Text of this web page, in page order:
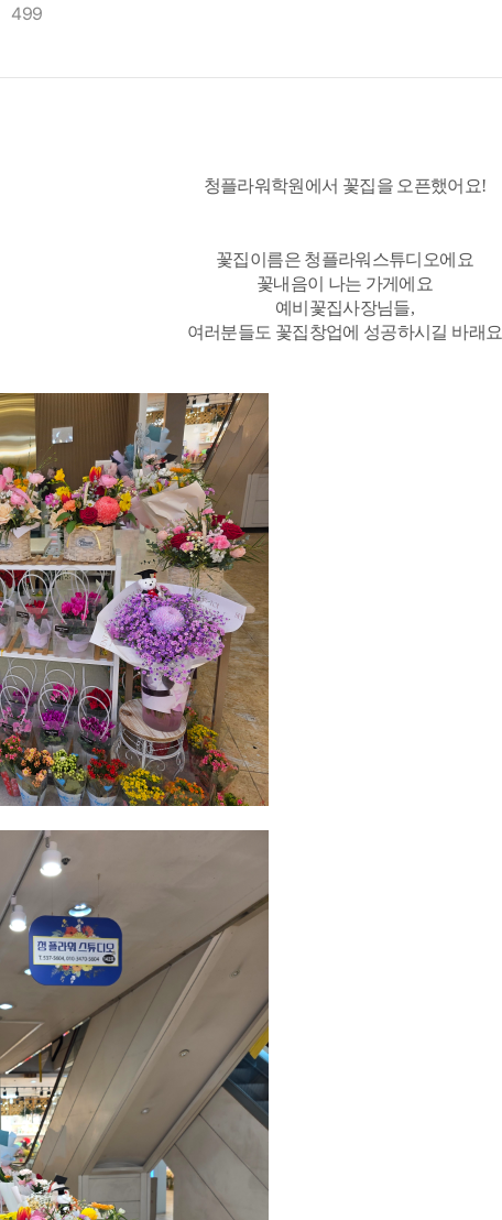
499
청플라워학원에서 꽃집을 오픈했어요!
꽃집이름은 청플라워스튜디오에요
꽃내음이 나는 가게에요
예비꽃집사장님들,
여러분들도 꽃집창업에 성공하시길 바래요